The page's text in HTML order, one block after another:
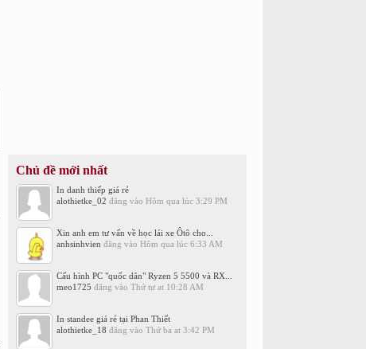
Chủ đề mới nhất
In danh thiếp giá rẻ
alothietke_02 đăng vào Hôm qua lúc 3:29 PM
Xin anh em tư vấn về học lái xe Ôtô cho...
anhsinhvien đăng vào Hôm qua lúc 6:33 AM
Cấu hình PC "quốc dân" Ryzen 5 5500 và RX...
meo1725 đăng vào Thứ tư at 10:28 AM
In standee giá rẻ tại Phan Thiết
alothietke_18 đăng vào Thứ ba at 3:42 PM